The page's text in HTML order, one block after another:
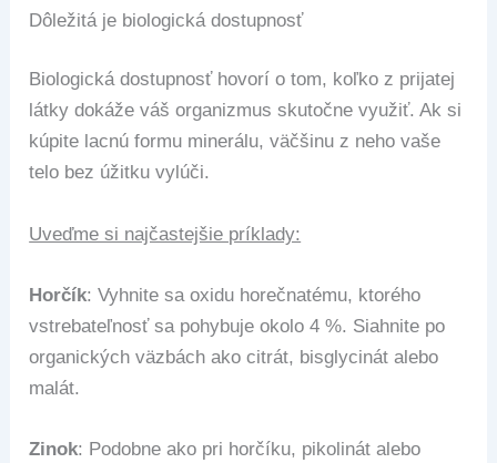
Dôležitá je biologická dostupnosť
Biologická dostupnosť hovorí o tom, koľko z prijatej
látky dokáže váš organizmus skutočne využiť. Ak si
kúpite lacnú formu minerálu, väčšinu z neho vaše
telo bez úžitku vylúči.
Uveďme si najčastejšie príklady:
Horčík: Vyhnite sa oxidu horečnatému, ktorého
vstrebateľnosť sa pohybuje okolo 4 %. Siahnite po
organických väzbách ako citrát, bisglycinát alebo
malát.
Zinok: Podobne ako pri horčíku, pikolinát alebo